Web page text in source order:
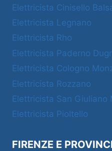
Elettricista Cinisello
Elettricista Legnano
Elettricista Rho
Elettricista Paderno
Elettricista Cologno
Elettricista Rozzano
Elettricista San Giuliano
Elettricista Pioltello
FIRENZE E